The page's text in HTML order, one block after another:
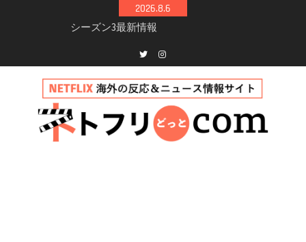
2026.8.6
Netflix映画「ボイスメールで恋をして」キャス
イッチ主演ロマコメ
新決定！2027年撮影開始へ
兄弟大騒動のコメディ映画「リトル・ブラザ
ー」がNetflixで配信！─キャスト・あらすじ・
見どころまとめ
Twitterinstagram